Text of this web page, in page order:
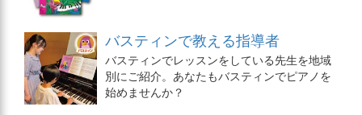
バスティンで教える指導者
バスティンでレッスンをしている先生を地域
別にご紹介。あなたもバスティンでピアノを
始めませんか？